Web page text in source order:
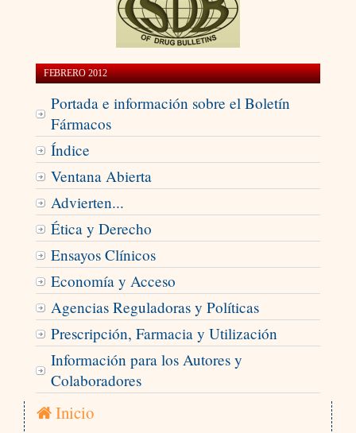
FEBRERO 2012
Portada e información sobre el Boletín
Fármacos
Índice
Ventana Abierta
Advierten...
Ética y Derecho
Ensayos Clínicos
Economía y Acceso
Agencias Reguladoras y Políticas
Prescripción, Farmacia y Utilización
Información para los Autores y
Colaboradores
Inicio